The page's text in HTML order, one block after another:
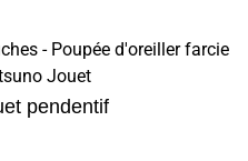
- Poupée d'oreiller farcie
Jouet
pendentif